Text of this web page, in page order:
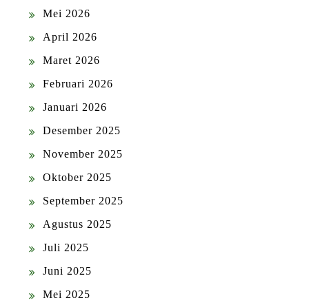
Mei 2026
April 2026
Maret 2026
Februari 2026
Januari 2026
Desember 2025
November 2025
Oktober 2025
September 2025
Agustus 2025
Juli 2025
Juni 2025
Mei 2025